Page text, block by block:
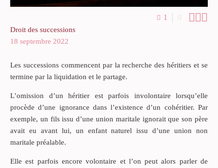
1 0 
Droit des successions
18 septembre 2022
Les successions commencent par la recherche des héritiers et se
termine par la liquidation et le partage.
L’omission d’un héritier est parfois involontaire lorsqu’elle
procède d’une ignorance dans l’existence d’un cohéritier. Par
exemple, un fils issu d’une union maritale ignorait que son père
avait eu avant lui, un enfant naturel issu d’une union non
maritale préalable.
Elle est parfois encore volontaire et l’on peut alors parler de